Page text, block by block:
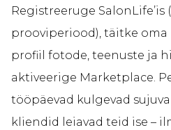
Registreeruge SalonLife’is
prooviperiood), täitke
profiil fotode, teenuste ja
aktiveerige Marketplace.
tööpäevad kulgevad
kliendid leiavad teid ise –